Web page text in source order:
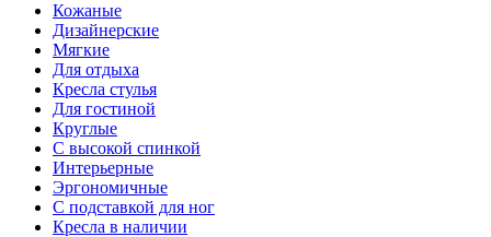
Кожаные
Дизайнерские
Мягкие
Для отдыха
Кресла стулья
Для гостиной
Круглые
С высокой спинкой
Интерьерные
Эргономичные
С подставкой для ног
Кресла в наличии